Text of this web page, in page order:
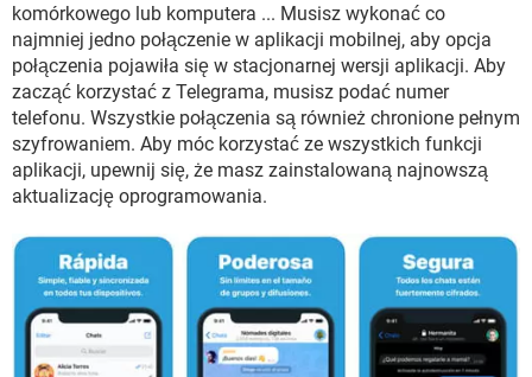
komórkowego lub komputera ... Musisz wykonać co
najmniej jedno połączenie w aplikacji mobilnej, aby opcja
połączenia pojawiła się w stacjonarnej wersji aplikacji. Aby
zacząć korzystać z Telegrama, musisz podać numer
telefonu. Wszystkie połączenia są również chronione pełnym
szyfrowaniem. Aby móc korzystać ze wszystkich funkcji
aplikacji, upewnij się, że masz zainstalowaną najnowszą
aktualizację oprogramowania.